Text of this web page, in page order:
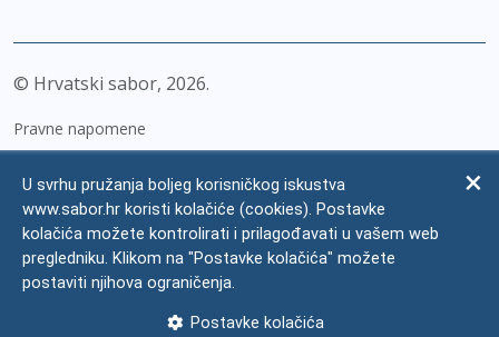
© Hrvatski sabor, 2026
Pravne napomene
Zaštita osobnih podataka
Impressum
Česta pitanja
U svrhu pružanja boljeg korisničkog iskustva
www.sabor.hr koristi kolačiće (cookies). Postavke
kolačića možete kontrolirati i prilagođavati u vašem web
pregledniku. Klikom na "Postavke kolačića" možete
postaviti njihova ograničenja.
Postavke kolačića